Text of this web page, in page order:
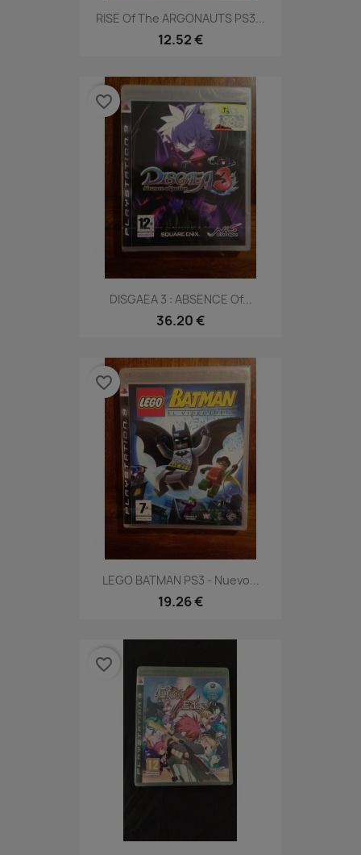
RISE Of The ARGONAUTS PS3...
12.52 €
DISGAEA 3 : ABSENCE Of...
36.20 €
favorite_border
LEGO BATMAN PS3 - Nuevo...
19.26 €
favorite_border
favorite_border